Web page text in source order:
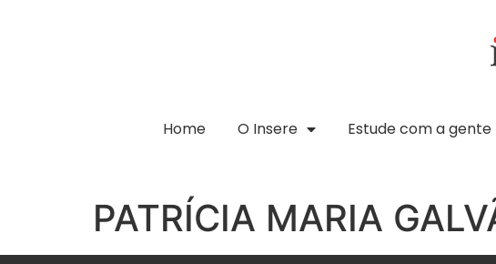
Home O Insere Estude com a gente
PATRÍCIA MARIA